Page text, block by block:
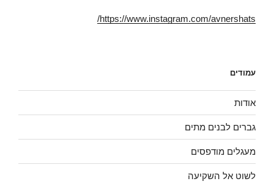
https://www.instagram.com/avnershats/
עמודים
אודות
גברים לבנים מתים
מעגלים מודפסים
לשוט אל השקיעה